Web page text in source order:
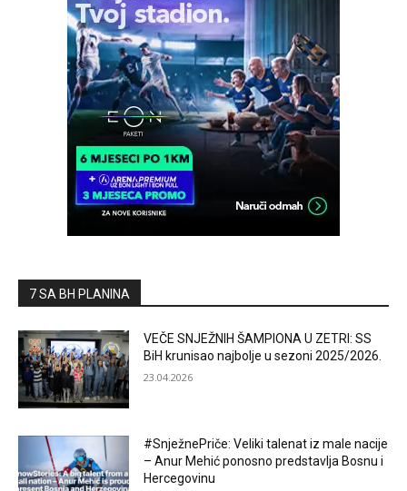
7 SA BH PLANINA
VEČE SNJEŽNIH ŠAMPIONA U ZETRI: SS
BiH krunisao najbolje u sezoni 2025/2026.
23.04.2026
#SnježnePriče: Veliki talenat iz male nacije
– Anur Mehić ponosno predstavlja Bosnu i
Hercegovinu